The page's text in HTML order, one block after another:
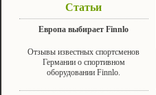
Статьи
Европа выбирает Finnlo
Отзывы известных спортсменов
Германии о спортивном
оборудовании Finnlo.